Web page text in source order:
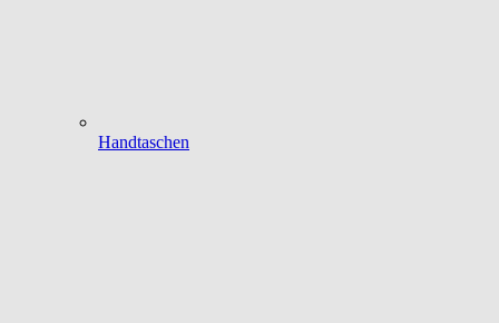
Handtaschen